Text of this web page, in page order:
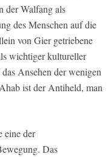
der Walfang als
des Menschen auf die
von Gier getriebene
wichtiger kultureller
Ansehen der wenigen
ist der Antiheld, man
eine der
Das